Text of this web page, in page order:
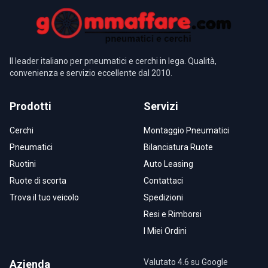
Il leader italiano per pneumatici e cerchi in lega. Qualità,
convenienza e servizio eccellente dal 2010.
Prodotti
Cerchi
Pneumatici
Ruotini
Ruote di scorta
Trova il tuo veicolo
Servizi
Montaggio Pneumatici
Bilanciatura Ruote
Auto Leasing
Contattaci
Spedizioni
Resi e Rimborsi
I Miei Ordini
Azienda Valutato 4.6 su Google